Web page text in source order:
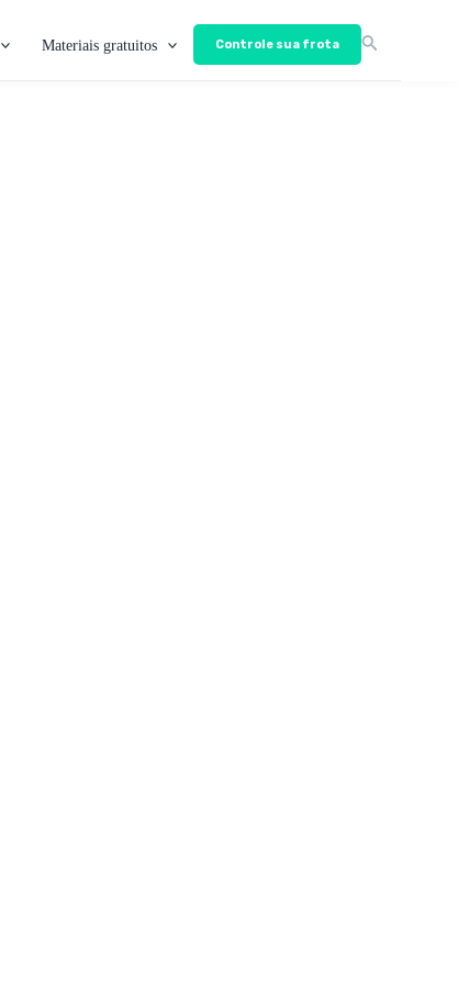
Materiais gratuitos Controle sua frota